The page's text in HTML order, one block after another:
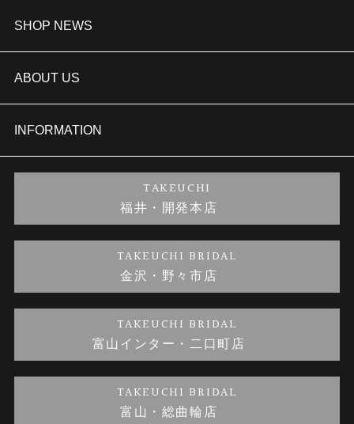
婚約指輪
結婚指輪
セットリング
婚約ネックレス
金・プラチナのお取引
SHOP NEWS
TAKEUCHI BRIDAL金沢本店情報
商品一覧
ブランドリスト
金澤指輪工房｜手作りペアリング
金澤指輪工房｜手作り結婚指輪 and 婚約指輪
金澤指輪工房｜手作り婚約指輪プロポーズプラン
ABOUT US
会社概要
お客様の声
INFORMATION
プライバシーポリシー
TAKEUCHI
福井・開発本店
TAKEUCHI BRIDAL
金沢・野々市店
TAKEUCHI BRIDAL
富山インター・二口町店
TAKEUCHI BRIDAL
富山・総曲輪店